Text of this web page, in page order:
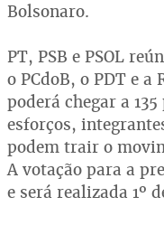
Bolsonaro.
PT, PSB e PSOL
o PCdoB, o PDT e a
poderá chegar a
esforços,
podem trair o
A votação para a
e será realizada 1º